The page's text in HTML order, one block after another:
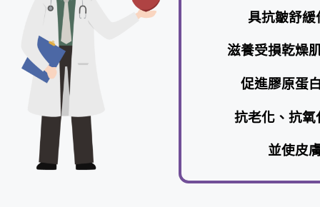
幫助
黏多
具抗皺
滋養受損
促進膠